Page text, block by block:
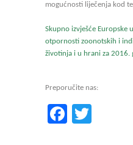
mogućnosti liječenja kod
Skupno izvješće Europske
otpornosti zoonotskih i
životinja i u hrani za 2016.
Preporučite nas:
Facebook